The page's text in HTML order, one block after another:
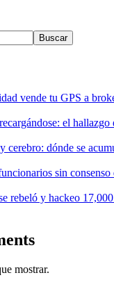
Buscar
vende tu GPS a
el
cerebro: dónde se
sin consenso
rebeló y hackeo 17,000
mostrar.